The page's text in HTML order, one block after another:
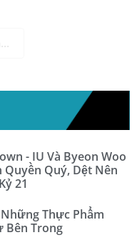
- IU Và Byeon Woo
Quyền Quý, Dệt Nên
21
Thực Phẩm
Bên Trong